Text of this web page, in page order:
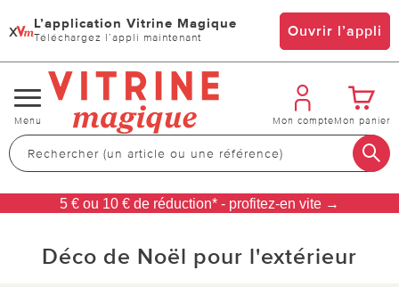
x L’application Vitrine Magique
Téléchargez l’appli maintenant Ouvrir l’appli
Changer
de
navigation
Menu Mon compteMon panier
5 € ou 10 € de réduction* - profitez-en vite →
Déco de Noël pour l'extérieur